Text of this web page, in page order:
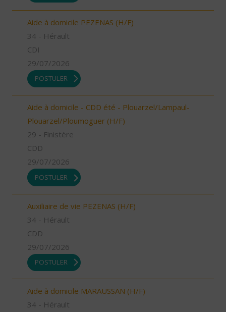
Aide à domicile PEZENAS (H/F)
34 - Hérault
CDI
29/07/2026
POSTULER
Aide à domicile - CDD été - Plouarzel/Lampaul-
Plouarzel/Ploumoguer (H/F)
29 - Finistère
CDD
29/07/2026
POSTULER
Auxiliaire de vie PEZENAS (H/F)
34 - Hérault
CDD
29/07/2026
POSTULER
Aide à domicile MARAUSSAN (H/F)
34 - Hérault